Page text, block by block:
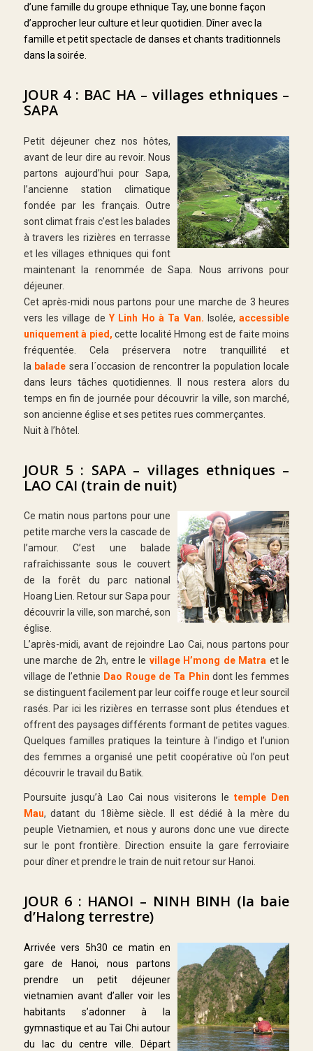
d’une famille du groupe ethnique Tay, une bonne façon
d’approcher leur culture et leur quotidien. Dîner avec la
famille et petit spectacle de danses et chants traditionnels
dans la soirée.
JOUR 4 : BAC HA – villages ethniques –
SAPA
Petit déjeuner chez nos hôtes,
avant de leur dire au revoir. Nous
partons aujourd’hui pour Sapa,
l’ancienne station climatique
fondée par les français. Outre
sont climat frais c’est les balades
à travers les rizières en terrasse
et les villages ethniques qui font
maintenant la renommée de Sapa. Nous arrivons pour
déjeuner.
Cet après-midi nous partons pour une marche de 3 heures
vers les village de Y Linh Ho à Ta Van. Isolée,accessible
uniquement à pied, cette localité Hmong est de faite moins
fréquentée. Cela préservera notre tranquillité et
la balade sera l´occasion de rencontrer la population locale
dans leurs tâches quotidiennes. Il nous restera alors du
temps en fin de journée pour découvrir la ville, son marché,
son ancienne église et ses petites rues commerçantes.
Nuit à l’hôtel.
JOUR 5 : SAPA – villages ethniques –
LAO CAI (train de nuit)
Ce matin nous partons pour une
petite marche vers la cascade de
l’amour. C’est une balade
rafraîchissante sous le couvert
de la forêt du parc national
Hoang Lien. Retour sur Sapa pour
découvrir la ville, son marché, son
église.
L’après-midi, avant de rejoindre Lao Cai, nous partons pour
une marche de 2h, entre le village H’mong de Matra et le
village de l’ethnie Dao Rouge de Ta Phin dont les femmes
se distinguent facilement par leur coiffe rouge et leur sourcil
rasés. Par ici les rizières en terrasse sont plus étendues et
offrent des paysages différents formant de petites vagues.
Quelques familles pratiques la teinture à l’indigo et l’union
des femmes a organisé une petit coopérative où l’on peut
découvrir le travail du Batik.
Poursuite jusqu’à Lao Cai nous visiterons letemple Den
Mau, datant du 18ième siècle. Il est dédié à la mère du
peuple Vietnamien, et nous y aurons donc une vue directe
sur le pont frontière. Direction ensuite la gare ferroviaire
pour dîner et prendre le train de nuit retour sur Hanoi.
JOUR 6 : HANOI – NINH BINH (la baie
d’Halong terrestre)
Arrivée vers 5h30 ce matin en
gare de Hanoi, nous partons
prendre un petit déjeuner
vietnamien avant d’aller voir les
habitants s’adonner à la
gymnastique et au Tai Chi autour
du lac du centre ville. Départ